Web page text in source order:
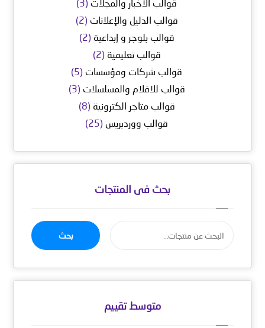
قوالب الأخبار والمجلات (3)
قوالب الدليل والإعلانات (2)
قوالب بلوجر و إبداعية (2)
قوالب تعليمية (2)
قوالب شركات ومؤسسات (5)
قوالب للافلام والمسلسلات (3)
قوالب متاجر الكترونية (8)
قوالب ووردبريس (25)
بحث فى المنتجات
بحث
متوسط ​​تقييم